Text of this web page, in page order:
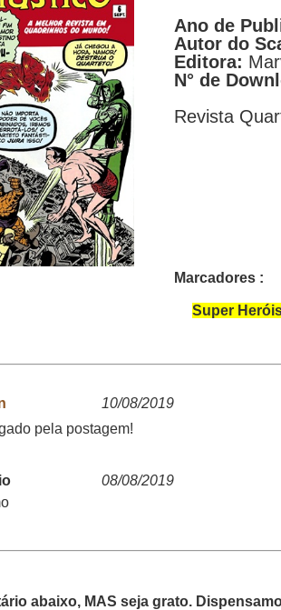
Ano de
Autor do
Editora:
N° de
Revista
Marcadores :
Super
10/08/2019
pela postagem!
08/08/2019
abaixo, MAS seja grato.